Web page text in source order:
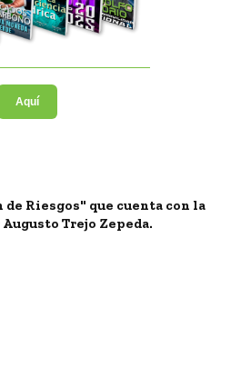
Aquí
Riesgos" que cuenta con la
Trejo Zepeda.